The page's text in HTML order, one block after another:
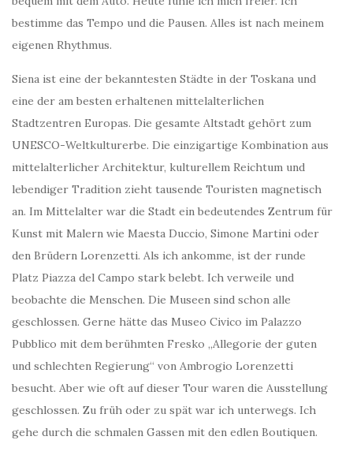
bestimme das Tempo und die Pausen. Alles ist nach meinem
eigenen Rhythmus.
Siena ist eine der bekanntesten Städte in der Toskana und
eine der am besten erhaltenen mittelalterlichen
Stadtzentren Europas. Die gesamte Altstadt gehört zum
UNESCO-Weltkulturerbe. Die einzigartige Kombination aus
mittelalterlicher Architektur, kulturellem Reichtum und
lebendiger Tradition zieht tausende Touristen magnetisch
an. Im Mittelalter war die Stadt ein bedeutendes Zentrum für
Kunst mit Malern wie Maesta Duccio, Simone Martini oder
den Brüdern Lorenzetti. Als ich ankomme, ist der runde
Platz Piazza del Campo stark belebt. Ich verweile und
beobachte die Menschen. Die Museen sind schon alle
geschlossen. Gerne hätte das Museo Civico im Palazzo
Pubblico mit dem berühmten Fresko „Allegorie der guten
und schlechten Regierung“ von Ambrogio Lorenzetti
besucht. Aber wie oft auf dieser Tour waren die Ausstellung
geschlossen. Zu früh oder zu spät war ich unterwegs. Ich
gehe durch die schmalen Gassen mit den edlen Boutiquen.